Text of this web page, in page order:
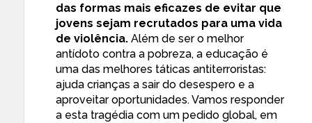
das formas mais eficazes de evitar que
jovens sejam recrutados para uma vida
de violência. Além de ser o melhor
antídoto contra a pobreza, a educação é
uma das melhores táticas antiterroristas:
ajuda crianças a sair do desespero e a
aproveitar oportunidades. Vamos responder
a esta tragédia com um pedido global, em